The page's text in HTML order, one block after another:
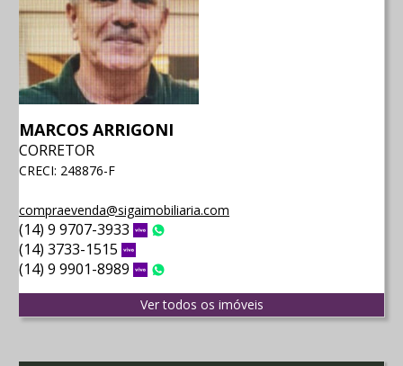
MARCOS ARRIGONI
CORRETOR
CRECI: 248876-F
compraevenda@sigaimobiliaria.com
(14) 9 9707-3933 Vivo
(14) 3733-1515
(14) 9 9901-8989 Vivo
Ver todos os imóveis